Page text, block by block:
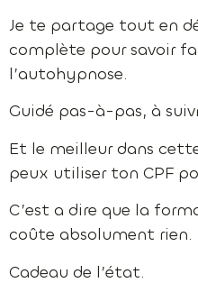
Je te partage tout en
complète pour savoir
l’autohypnose.
Guidé pas-à-pas, à
Et le meilleur dans
peux utiliser ton CPF
C’est a dire que la
coûte absolument rien.
Cadeau de l’état.